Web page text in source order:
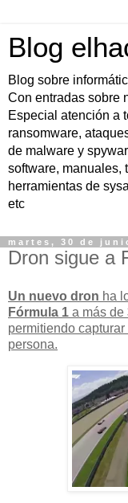
Blog
Blog sobre
Con entradas sobre
Especial atención a
ransomware,
de malware y
software, manuales,
herramientas de
etc
martes, 30 de
Dron sigue a
Un nuevo dron ha
Fórmula 1 a más de
permitiendo
persona.